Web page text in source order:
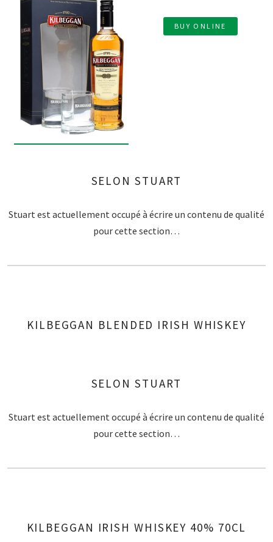
BUY ONLINE
SELON STUART
Stuart est actuellement occupé à écrire un contenu de qualité
pour cette section…
KILBEGGAN BLENDED IRISH WHISKEY
SELON STUART
Stuart est actuellement occupé à écrire un contenu de qualité
pour cette section…
KILBEGGAN IRISH WHISKEY 40% 70CL